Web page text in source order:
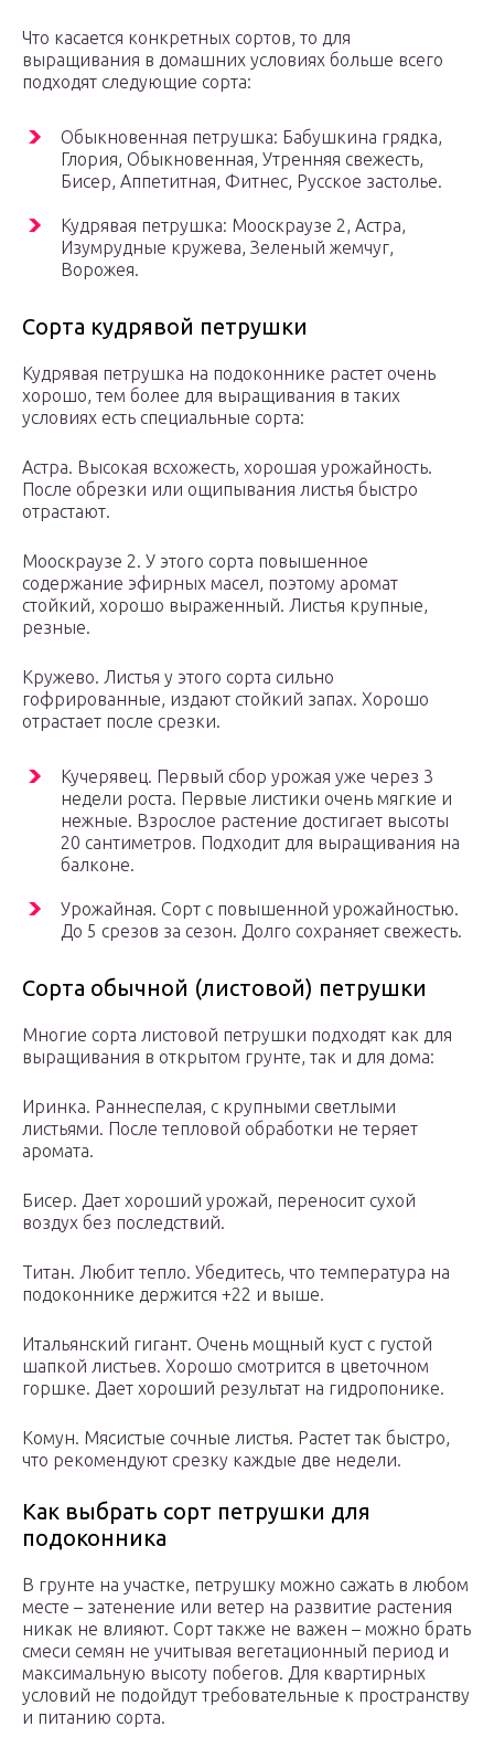
Что касается конкретных сортов, то для
выращивания в домашних условиях больше всего
подходят следующие сорта:
Обыкновенная петрушка: Бабушкина грядка,
Глория, Обыкновенная, Утренняя свежесть,
Бисер, Аппетитная, Фитнес, Русское застолье.
Кудрявая петрушка: Мооскраузе 2, Астра,
Изумрудные кружева, Зеленый жемчуг,
Ворожея.
Сорта кудрявой петрушки
Кудрявая петрушка на подоконнике растет очень
хорошо, тем более для выращивания в таких
условиях есть специальные сорта:
Астра. Высокая всхожесть, хорошая урожайность.
После обрезки или ощипывания листья быстро
отрастают.
Мооскраузе 2. У этого сорта повышенное
содержание эфирных масел, поэтому аромат
стойкий, хорошо выраженный. Листья крупные,
резные.
Кружево. Листья у этого сорта сильно
гофрированные, издают стойкий запах. Хорошо
отрастает после срезки.
Кучерявец. Первый сбор урожая уже через 3
недели роста. Первые листики очень мягкие и
нежные. Взрослое растение достигает высоты
20 сантиметров. Подходит для выращивания на
балконе.
Урожайная. Сорт с повышенной урожайностью.
До 5 срезов за сезон. Долго сохраняет свежесть.
Сорта обычной (листовой) петрушки
Многие сорта листовой петрушки подходят как для
выращивания в открытом грунте, так и для дома:
Иринка. Раннеспелая, с крупными светлыми
листьями. После тепловой обработки не теряет
аромата.
Бисер. Дает хороший урожай, переносит сухой
воздух без последствий.
Титан. Любит тепло. Убедитесь, что температура на
подоконнике держится +22 и выше.
Итальянский гигант. Очень мощный куст с густой
шапкой листьев. Хорошо смотрится в цветочном
горшке. Дает хороший результат на гидропонике.
Комун. Мясистые сочные листья. Растет так быстро,
что рекомендуют срезку каждые две недели.
Как выбрать сорт петрушки для
подоконника
В грунте на участке, петрушку можно сажать в любом
месте – затенение или ветер на развитие растения
никак не влияют. Сорт также не важен – можно брать
смеси семян не учитывая вегетационный период и
максимальную высоту побегов. Для квартирных
условий не подойдут требовательные к пространству
и питанию сорта.